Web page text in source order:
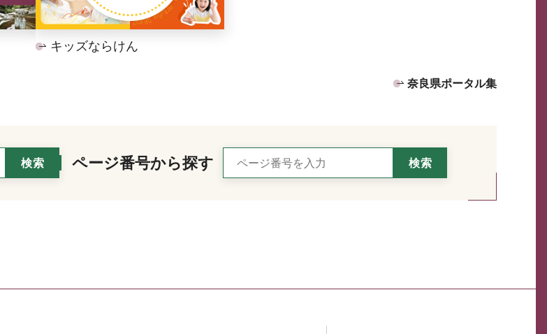
キッズならけん
奈良県ポータル集
ページ番号から探す